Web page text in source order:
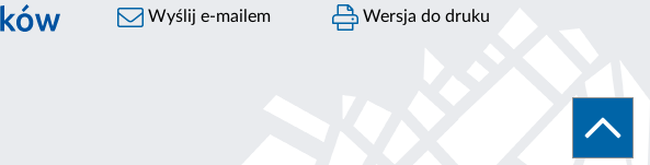
Wyślij e-mailem Wersja do druku